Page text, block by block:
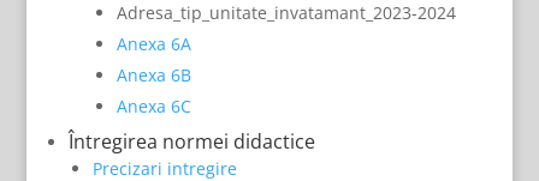
Adresa_tip_unitate_invatamant_2023-2024
Anexa 6A
Anexa 6B
Anexa 6C
Întregirea normei didactice
Precizari intregire